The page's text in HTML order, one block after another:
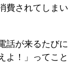
費されてしまい
話が来るたびに
よ！」ってこと